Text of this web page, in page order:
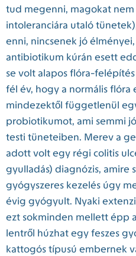
tud megenni, magokat nem
intoleranciára utaló
enni, nincsenek jó
antibiotikum kúrán esett
se volt alapos flóra-
fél év, hogy a normális flóra
mindezektől függetlenül
probiotikumot, ami semmi
testi tüneteiben. Merev a
adott volt egy régi colitis
gyulladás) diagnózis, amire
gyógyszeres kezelés úgy
évig gyógyult. Nyaki
ezt sokminden mellett épp
lentről húzhat egy feszes
kattogós típusú embernek